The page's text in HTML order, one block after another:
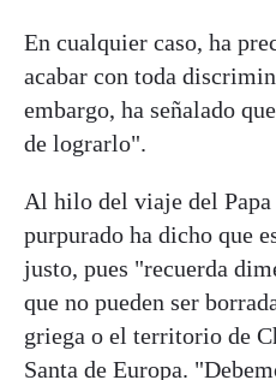
En cualquier caso, ha
acabar con toda
embargo, ha señalado
de lograrlo".
Al hilo del viaje del
purpurado ha dicho que
justo, pues "recuerda
que no pueden ser
griega o el territorio de
Santa de Europa.